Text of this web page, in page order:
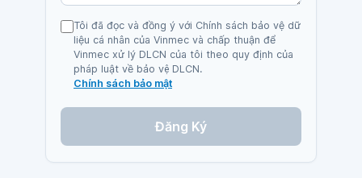
Tôi đã đọc và đồng ý với Chính sách bảo vệ dữ
liệu cá nhân của Vinmec và chấp thuận để
Vinmec xử lý DLCN của tôi theo quy định của
pháp luật về bảo vệ DLCN.
Chính sách bảo mật
Đăng Ký